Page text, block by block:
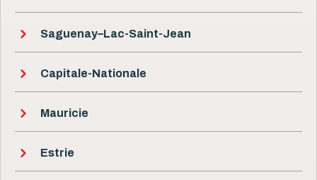
Saguenay–Lac-Saint-Jean
Capitale-Nationale
Mauricie
Estrie